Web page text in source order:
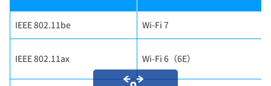
IEEE 802.11be Wi-Fi 7
IEEE 802.11ax Wi-Fi 6（6E）